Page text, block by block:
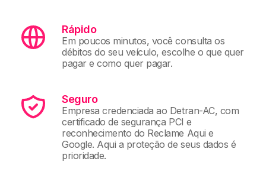
Rápido
Em poucos minutos, você consulta os
débitos do seu veículo, escolhe o que quer
pagar e como quer pagar.
Seguro
Empresa credenciada ao Detran-AC, com
certificado de segurança PCI e
reconhecimento do Reclame Aqui e
Google. Aqui a proteção de seus dados é
prioridade.